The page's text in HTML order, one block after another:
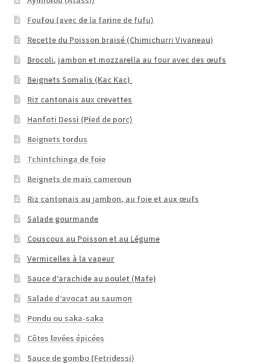
Foufou (avec de la farine de fufu)
Recette du Poisson braisé (Chimichurri Vivaneau)
Brocoli, jambon et mozzarella au four avec des œufs
Beignets Somalis (Kac Kac)
Riz cantonais aux crevettes
Hanfoti Dessi (Pied de porc)
Beignets tordus
Tchintchinga de foie
Beignets de maïs cameroun
Riz cantonais au jambon, au foie et aux œufs
Salade gourmande
Couscous au Poisson et au Légume
Vermicelles à la vapeur
Sauce d’arachide au poulet (Mafe)
Salade d’avocat au saumon
Pondu ou saka-saka
Côtes levées épicées
Sauce de gombo (Fetridessi)